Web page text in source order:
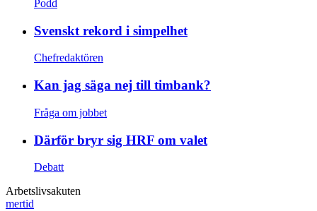
Podd
Svenskt rekord i simpelhet
Chefredaktören
Kan jag säga nej till timbank?
Fråga om jobbet
Därför bryr sig HRF om valet
Debatt
Arbetslivsakuten
mertid